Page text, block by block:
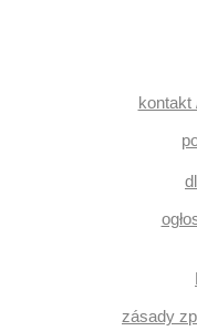
kontakt
zásady